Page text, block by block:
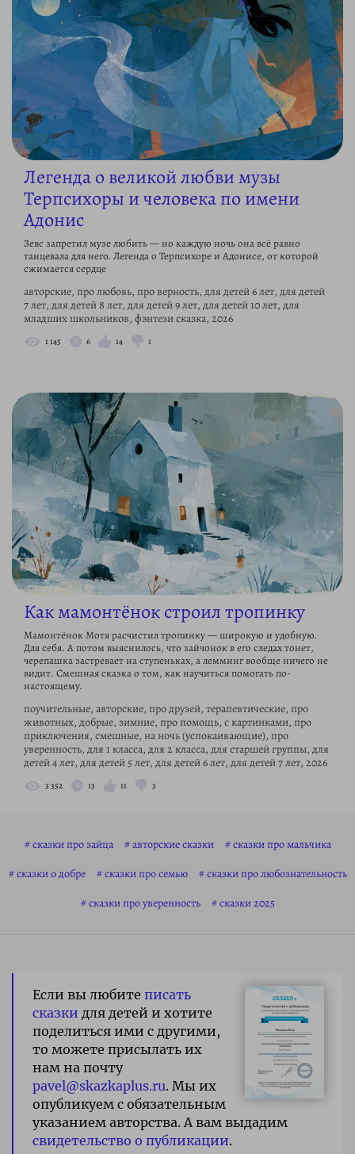
Легенда о великой любви музы
Терпсихоры и человека по имени
Адонис
Зевс запретил музе любить — но каждую ночь она всё равно
танцевала для него. Легенда о Терпсихоре и Адонисе, от которой
сжимается сердце
авторские, про любовь, про верность, для детей 6 лет, для детей
7 лет, для детей 8 лет, для детей 9 лет, для детей 10 лет, для
младших школьников, фэнтези сказка, 2026
1 145 6 14 1
Как мамонтёнок строил тропинку
Мамонтёнок Мотя расчистил тропинку — широкую и удобную.
Для себя. А потом выяснилось, что зайчонок в его следах тонет,
черепашка застревает на ступеньках, а лемминг вообще ничего не
видит. Смешная сказка о том, как научиться помогать по-
настоящему.
поучительные, авторские, про друзей, терапевтические, про
животных, добрые, зимние, про помощь, с картинками, про
приключения, смешные, на ночь (успокаивающие), про
уверенность, для 1 класса, для 2 класса, для старшей группы, для
детей 4 лет, для детей 5 лет, для детей 6 лет, для детей 7 лет, 2026
3 352 13 11 3
сказки про зайца авторские сказки
сказки про мальчика
сказки о добре
сказки про семью
сказки про любознательность
сказки про уверенность
сказки 2025
Если вы любите писать
сказки для детей и хотите
поделиться ими с другими,
то можете присылать их
нам на почту
pavel@skazkaplus.ru. Мы их
опубликуем с обязательным
указанием авторства. А вам выдадим
свидетельство о публикации.